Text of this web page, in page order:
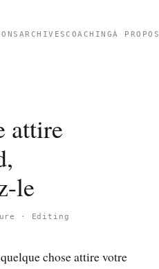
ARCHIVESCOACHINGÀ PROPOS
attire
le
· Editing
chose attire votre